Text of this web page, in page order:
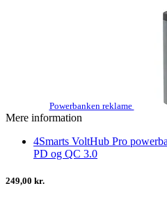
Powerbanken reklame
Mere information
4Smarts VoltHub Pro
PD og QC 3.0
249,00 kr.